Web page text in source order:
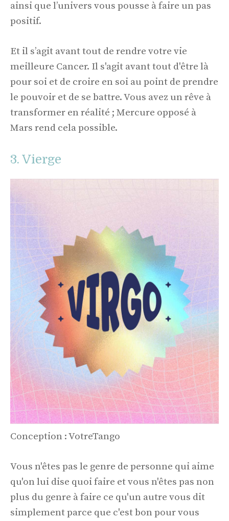
ainsi que l’univers vous pousse à faire un pas
positif.
Et il s’agit avant tout de rendre votre vie
meilleure Cancer. Il s'agit avant tout d'être là
pour soi et de croire en soi au point de prendre
le pouvoir et de se battre. Vous avez un rêve à
transformer en réalité ; Mercure opposé à
Mars rend cela possible.
3. Vierge
Conception : VotreTango
Vous n'êtes pas le genre de personne qui aime
qu'on lui dise quoi faire et vous n'êtes pas non
plus du genre à faire ce qu'un autre vous dit
simplement parce que c'est bon pour vous